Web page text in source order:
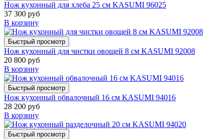
Нож кухонный для хлеба 25 см KASUMI 96025
37 300 руб
В корзину
Быстрый просмотр
Нож кухонный для чистки овощей 8 см KASUMI 92008
20 800 руб
В корзину
Быстрый просмотр
Нож кухонный обвалочный 16 см KASUMI 94016
28 200 руб
В корзину
Быстрый просмотр